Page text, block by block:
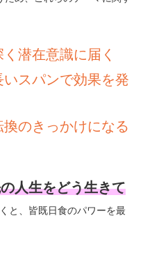
潜在意識に届く
スパンで効果を発
のきっかけになる
人生をどう生きて
と、皆既日食のパワーを最